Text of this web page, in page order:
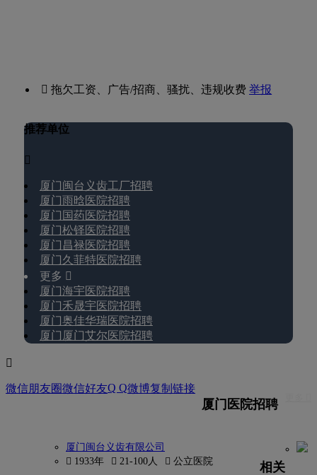
 拖欠工资、广告/招商、骚扰、违规收费举报
推荐单位

厦门闽台义齿工厂招聘
厦门雨晗医院招聘
厦门国药医院招聘
厦门松铎医院招聘
厦门昌禄医院招聘
厦门久菲特医院招聘
更多 
厦门海宇医院招聘
厦门禾晟宇医院招聘
厦门奥佳华瑞医院招聘
厦门厦门艾尔医院招聘

微信朋友圈微信好友Q Q微博复制链接
厦门医院招聘
厦门闽台义齿有限公司
 1933年
 21-100人  公立医院
相关